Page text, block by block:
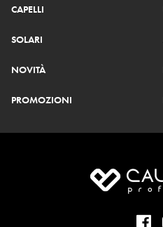
CAPELLI
SOLARI
NOVITÀ
PROMOZIONI